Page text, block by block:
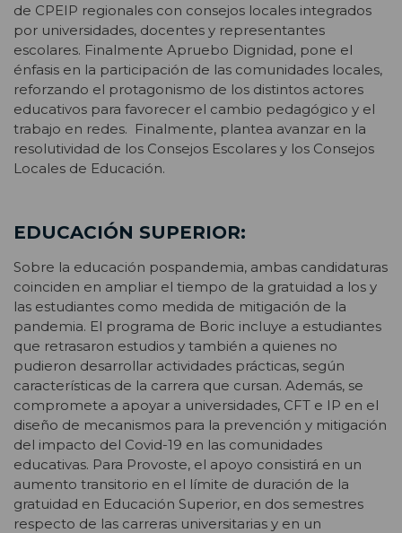
de CPEIP regionales con consejos locales integrados
por universidades, docentes y representantes
escolares. Finalmente Apruebo Dignidad, pone el
énfasis en la participación de las comunidades locales,
reforzando el protagonismo de los distintos actores
educativos para favorecer el cambio pedagógico y el
trabajo en redes. Finalmente, plantea avanzar en la
resolutividad de los Consejos Escolares y los Consejos
Locales de Educación.
EDUCACIÓN SUPERIOR:
Sobre la educación pospandemia, ambas candidaturas
coinciden en ampliar el tiempo de la gratuidad a los y
las estudiantes como medida de mitigación de la
pandemia. El programa de Boric incluye a estudiantes
que retrasaron estudios y también a quienes no
pudieron desarrollar actividades prácticas, según
características de la carrera que cursan. Además, se
compromete a apoyar a universidades, CFT e IP en el
diseño de mecanismos para la prevención y mitigación
del impacto del Covid-19 en las comunidades
educativas. Para Provoste, el apoyo consistirá en un
aumento transitorio en el límite de duración de la
gratuidad en Educación Superior, en dos semestres
respecto de las carreras universitarias y en un